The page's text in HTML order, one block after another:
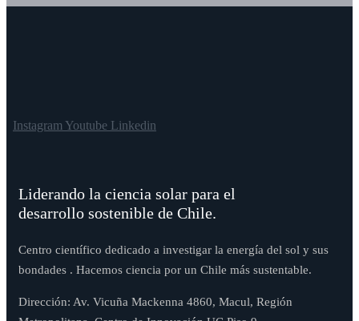
Instagram Youtube Linkedin
Liderando la ciencia solar para el
desarrollo sostenible de Chile.
Centro científico dedicado a investigar la energía del sol y sus
bondades . Hacemos ciencia por un Chile más sustentable.
Dirección: Av. Vicuña Mackenna 4860, Macul, Región